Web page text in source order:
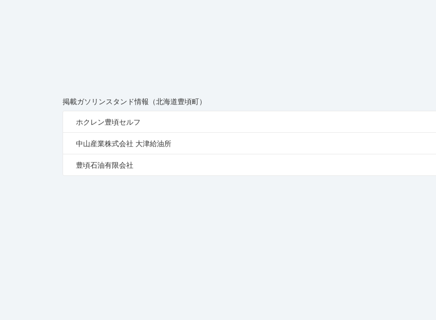
掲載ガソリンスタンド情報（北海道豊頃町）
ホクレン豊頃セルフ
中山産業株式会社 大津給油所
豊頃石油有限会社